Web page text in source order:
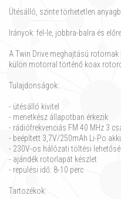
Ütésálló, szinte törhetetlen
Irányok: fel-le, jobbra-balra és
A Twin Drive meghajtású
külön motorral történő koax
Tulajdonságok:
- ütésálló kivitel
- menetkész állapotban érkezik
- rádiófrekvenciás FM 40 MHz 3
- beépített 3,7V/250mAh Li-Po
- 230V-os hálózati töltési
- ajándék rotorlapát készlet
- repülési idő: 8-10 perc
Tartozékok: